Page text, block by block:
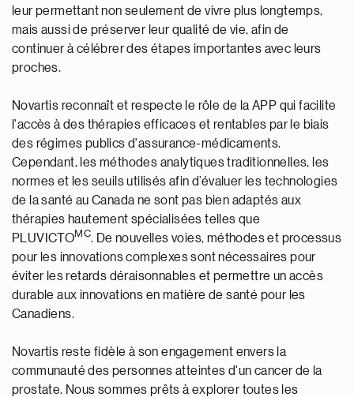
leur permettant non seulement de vivre plus longtemps,
mais aussi de préserver leur qualité de vie, afin de
continuer à célébrer des étapes importantes avec leurs
proches.
Novartis reconnaît et respecte le rôle de la APP qui facilite
l'accès à des thérapies efficaces et rentables par le biais
des régimes publics d'assurance-médicaments.
Cependant, les méthodes analytiques traditionnelles, les
normes et les seuils utilisés afin d’évaluer les technologies
de la santé au Canada ne sont pas bien adaptés aux
thérapies hautement spécialisées telles que
PLUVICTOMC. De nouvelles voies, méthodes et processus
pour les innovations complexes sont nécessaires pour
éviter les retards déraisonnables et permettre un accès
durable aux innovations en matière de santé pour les
Canadiens.
Novartis reste fidèle à son engagement envers la
communauté des personnes atteintes d'un cancer de la
prostate. Nous sommes prêts à explorer toutes les